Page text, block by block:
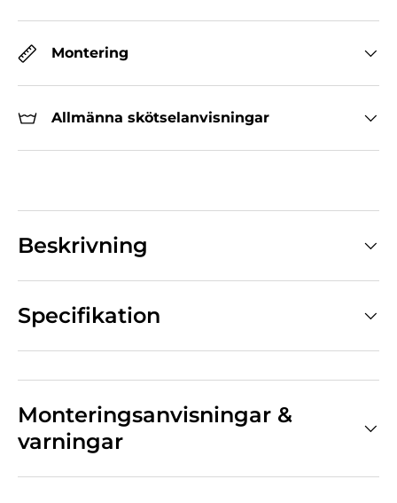
Montering
Allmänna skötselanvisningar
Beskrivning
Specifikation
Monteringsanvisningar &
varningar